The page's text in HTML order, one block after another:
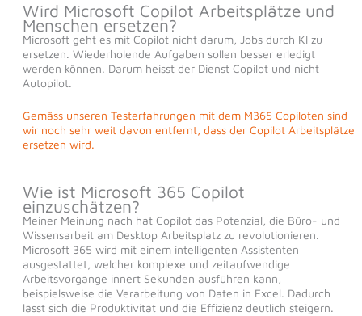
Wird Microsoft Copilot Arbeitsplätze und
Menschen ersetzen?
Microsoft geht es mit Copilot nicht darum, Jobs durch KI zu
ersetzen. Wiederholende Aufgaben sollen besser erledigt
werden können. Darum heisst der Dienst Copilot und nicht
Autopilot.
Gemäss unseren Testerfahrungen mit dem M365 Copiloten sind
wir noch sehr weit davon entfernt, dass der Copilot Arbeitsplätze
ersetzen wird.
Wie ist Microsoft 365 Copilot
einzuschätzen?
Meiner Meinung nach hat Copilot das Potenzial, die Büro- und
Wissensarbeit am Desktop Arbeitsplatz zu revolutionieren.
Microsoft 365 wird mit einem intelligenten Assistenten
ausgestattet, welcher komplexe und zeitaufwendige
Arbeitsvorgänge innert Sekunden ausführen kann,
beispielsweise die Verarbeitung von Daten in Excel. Dadurch
lässt sich die Produktivität und die Effizienz deutlich steigern.